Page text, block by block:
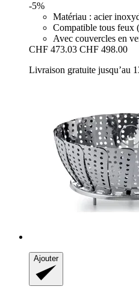
-5%
Matériau : acier
Compatible tous feux
Avec couvercles en
CHF 473.03 CHF 498.00
Livraison gratuite jusqu’au
Ajouter